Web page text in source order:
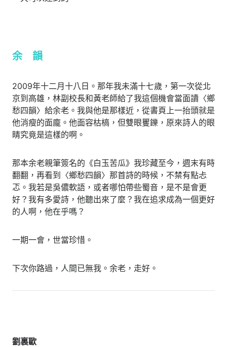
余 韻
2009年十二月十八日。那年我未滿十七歲，第一次從北
京到高雄，林副校長和黃老師給了我這個機會當面讀〈鄉
愁四韻〉給余老。我與他是那樣近，從書頁上一抬頭就是
他消瘦的面龐。他面容枯槁，但雙眼矍鑠，原來詩人的眼
睛究竟是這樣的啊。
那本余老親筆簽名的《白玉苦瓜》我珍藏至今，週末有時
翻翻，再看到〈鄉愁四韻〉那首詩的時候，不禁有點忐
忑。我若是吳儂軟語，或者哪怕帶些蜀音，是不是會更
好？我有多愛詩，他聽出來了麼？我在追求成為一個更好
的人啊，他在乎嗎？
一期一會，世當珍惜。
下次你路過，人間已無我。余老，走好。
劉裏歐